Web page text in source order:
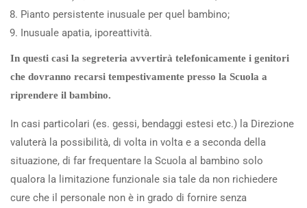
Pianto persistente inusuale per quel bambino;
Inusuale apatia, iporeattività.
In questi casi la segreteria avvertirà telefonicamente i genitori
che dovranno recarsi tempestivamente presso la Scuola a
riprendere il bambino.
In casi particolari (es. gessi, bendaggi estesi etc.) la Direzione
valuterà la possibilità, di volta in volta e a seconda della
situazione, di far frequentare la Scuola al bambino solo
qualora la limitazione funzionale sia tale da non richiedere
cure che il personale non è in grado di fornire senza